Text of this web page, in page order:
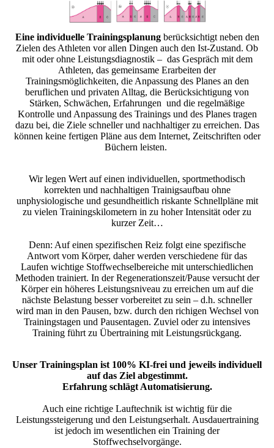
Eine individuelle Trainingsplanungberücksichtigt neben den
Zielen des Athleten vor allen Dingen auch den Ist-Zustand. Ob
mit oder ohne Leistungsdiagnostik – das Gespräch mit dem
Athleten, das gemeinsame Erarbeiten der
Trainingsmöglichkeiten, die Anpassung des Planes an den
beruflichen und privaten Alltag, die Berücksichtigung von
Stärken, Schwächen, Erfahrungen und die regelmäßige
Kontrolle und Anpassung des Trainings und des Planes tragen
dazu bei, die Ziele schneller und nachhaltiger zu erreichen. Das
können keine fertigen Pläne aus dem Internet, Zeitschriften oder
Büchern leisten.
Wir legen Wert auf einen individuellen, sportmethodisch
korrekten und nachhaltigen Trainigsaufbau ohne
unphysiologische und gesundheitlich riskante Schnellpläne mit
zu vielen Trainingskilometern in zu hoher Intensität oder zu
kurzer Zeit…
Denn: Auf einen spezifischen Reiz folgt eine spezifische
Antwort vom Körper, daher werden verschiedene für das
Laufen wichtige Stoffwechselbereiche mit unterschiedlichen
Methoden trainiert. In der Regenerationszeit/Pause versucht der
Körper ein höheres Leistungsniveau zu erreichen um auf die
nächste Belastung besser vorbereitet zu sein – d.h. schneller
wird man in den Pausen, bzw. durch den richigen Wechsel von
Trainingstagen und Pausentagen. Zuviel oder zu intensives
Training führt zu Übertraining mit Leistungsrückgang.
Unser Trainingsplan ist 100% KI-frei und jeweils individuell
auf das Ziel abgestimmt.
Erfahrung schlägt Automatisierung.
Auch eine richtige Lauftechnik ist wichtig für die
Leistungssteigerung und den Leistungserhalt. Ausdauertraining
ist jedoch im wesentlichen ein Training der
Stoffwechselvorgänge.